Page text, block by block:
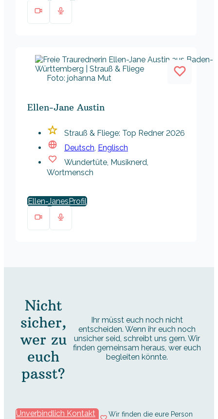
Foto: johanna Mut
Ellen-Jane Austin
Strauß & Fliege: Top Redner 2026
Deutsch, Englisch
Wundertüte, Musiknerd,
Wortmensch
Ellen-Janes
Nicht
sicher,
wer zu
euch
passt?
Ihr müsst euch noch nicht
entscheiden. Wenn ihr euch noch
unsicher seid, schreibt uns gern. Wir
finden gemeinsam heraus, wer euch
begleiten könnte.
Unverbindlich Kontakt
Wir finden die eure Person